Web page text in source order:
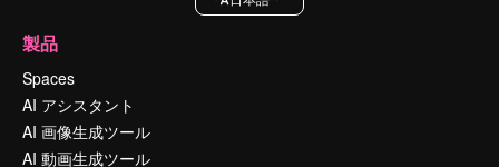
製品
Spaces
AI アシスタント
AI 画像生成ツール
AI 動画生成ツール